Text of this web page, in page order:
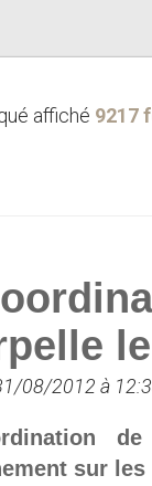
affiché 9217
08/2012 à
sur